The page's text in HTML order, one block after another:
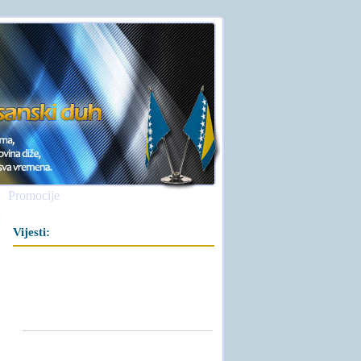
Promocije
Vijesti: